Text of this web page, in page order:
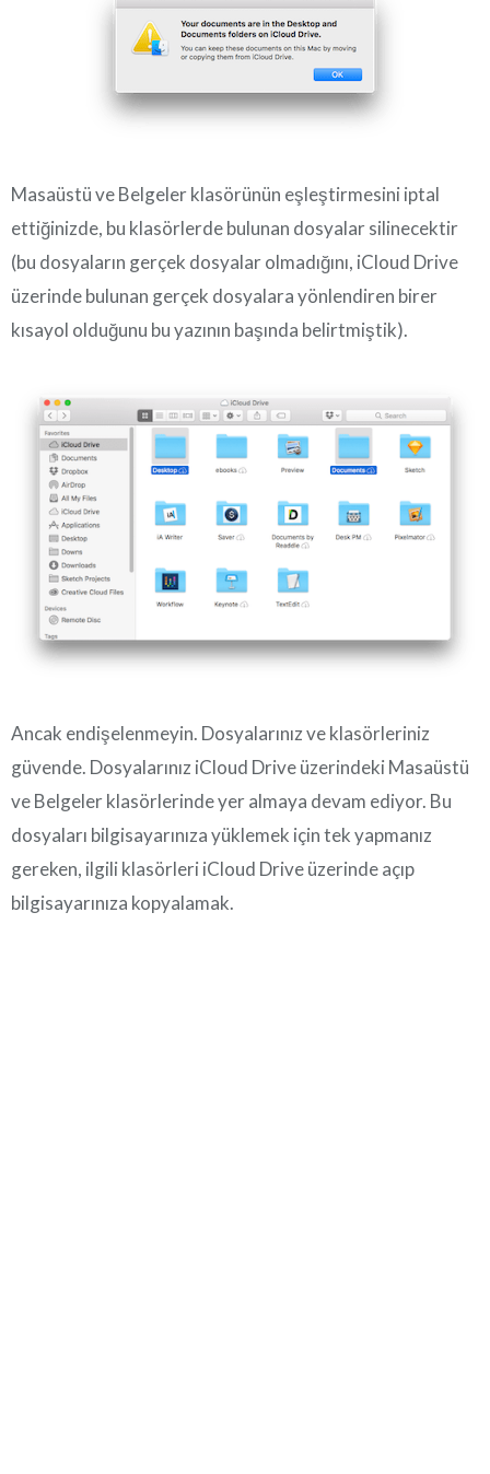
Masaüstü ve Belgeler klasörünün eşleştirmesini iptal
ettiğinizde, bu klasörlerde bulunan dosyalar silinecektir
(bu dosyaların gerçek dosyalar olmadığını, iCloud Drive
üzerinde bulunan gerçek dosyalara yönlendiren birer
kısayol olduğunu bu yazının başında belirtmiştik).
Ancak endişelenmeyin. Dosyalarınız ve klasörleriniz
güvende. Dosyalarınız iCloud Drive üzerindeki Masaüstü
ve Belgeler klasörlerinde yer almaya devam ediyor. Bu
dosyaları bilgisayarınıza yüklemek için tek yapmanız
gereken, ilgili klasörleri iCloud Drive üzerinde açıp
bilgisayarınıza kopyalamak.